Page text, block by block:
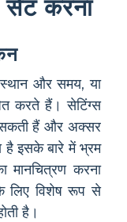
सेट करना
और समय, या
करते हैं। सेटिंग्स
सकती हैं और अक्सर
है इसके बारे में भ्रम
करना
लिए विशेष रूप से
है।